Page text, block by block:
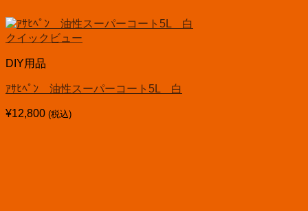
クイックビュー
DIY用品
ｱｻﾋﾍﾟﾝ 油性スーパーコート5L 白
¥12,800 (税込)